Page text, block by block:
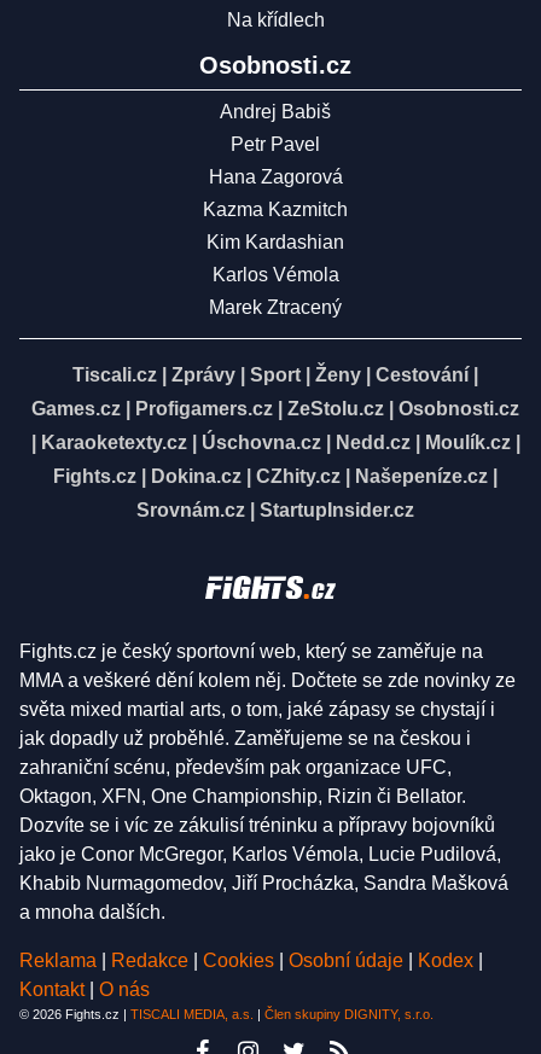
Na křídlech
Osobnosti.cz
Andrej Babiš
Petr Pavel
Hana Zagorová
Kazma Kazmitch
Kim Kardashian
Karlos Vémola
Marek Ztracený
Tiscali.cz Zprávy Sport Ženy Cestování
Games.cz
Profigamers.cz ZeStolu.cz
Osobnosti.cz
Karaoketexty.cz| Úschovna.cz| Nedd.cz| Moulík.cz|
Fights.cz
Dokina.cz CZhity.cz Našepeníze.cz
Srovnám.cz
StartupInsider.cz
Fights.cz je český sportovní web, který se zaměřuje na
MMA a veškeré dění kolem něj. Dočtete se zde novinky ze
světa mixed martial arts, o tom, jaké zápasy se chystají i
jak dopadly už proběhlé. Zaměřujeme se na českou i
zahraniční scénu, především pak organizace UFC,
Oktagon, XFN, One Championship, Rizin či Bellator.
Dozvíte se i víc ze zákulisí tréninku a přípravy bojovníků
jako je Conor McGregor, Karlos Vémola, Lucie Pudilová,
Khabib Nurmagomedov, Jiří Procházka, Sandra Mašková
a mnoha dalších.
Reklama Redakce Cookies Osobní údaje Kodex
Kontakt
O nás
© 2026 Fights.cz | TISCALI MEDIA, a.s. | Člen skupiny DIGNITY, s.r.o.